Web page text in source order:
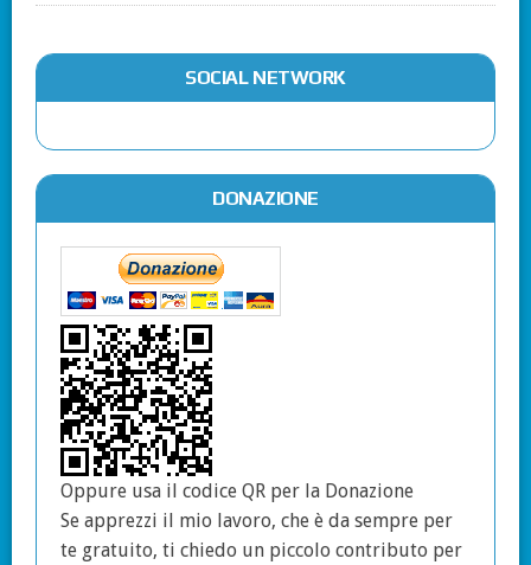
SOCIAL NETWORK
DONAZIONE
Oppure usa il codice QR per la Donazione
Se apprezzi il mio lavoro, che è da sempre per
te gratuito, ti chiedo un piccolo contributo per